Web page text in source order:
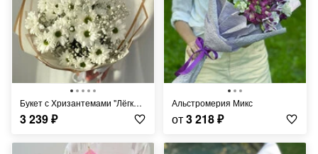
Букет с Хризантемами "Лёгкий Ветерок"
3 239₽
Альстромерия Микс
от3 218₽